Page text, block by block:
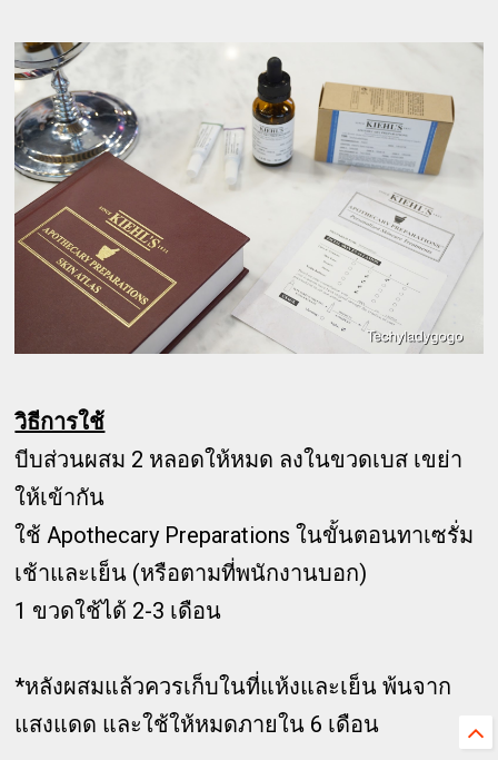
วิธีการใช้
บีบส่วนผสม 2 หลอดให้หมด ลงในขวดเบส เขย่า
ให้เข้ากัน
ใช้ Apothecary Preparations ในขั้นตอนทาเซรั่ม
เช้าและเย็น (หรือตามที่พนักงานบอก)
1 ขวดใช้ได้ 2-3 เดือน
*หลังผสมแล้วควรเก็บในที่แห้งและเย็น พ้นจาก
แสงแดด และใช้ให้หมดภายใน 6 เดือน